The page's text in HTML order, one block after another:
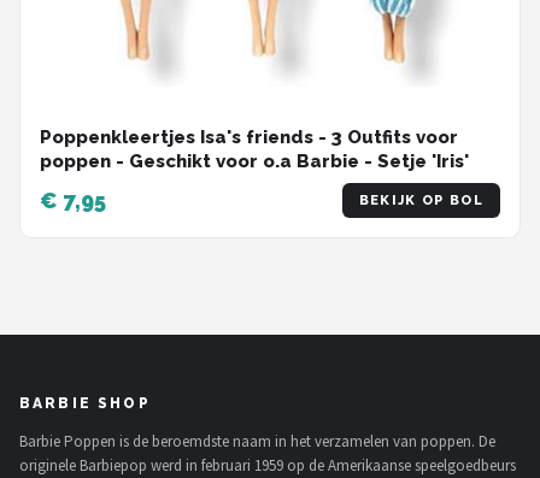
Poppenkleertjes Isa's friends - 3 Outfits voor
poppen - Geschikt voor o.a Barbie - Setje 'Iris'
€ 7,95 BEKIJK OP BOL
BARBIE SHOP
Barbie Poppen is de beroemdste naam in het verzamelen van poppen. De
originele Barbiepop werd in februari 1959 op de Amerikaanse speelgoedbeurs